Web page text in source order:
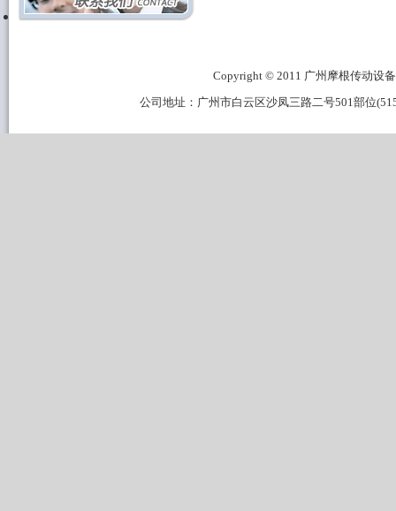
Copyright © 2011 广州摩根传动设
公司地址：广州市白云区沙凤三路二号501部位